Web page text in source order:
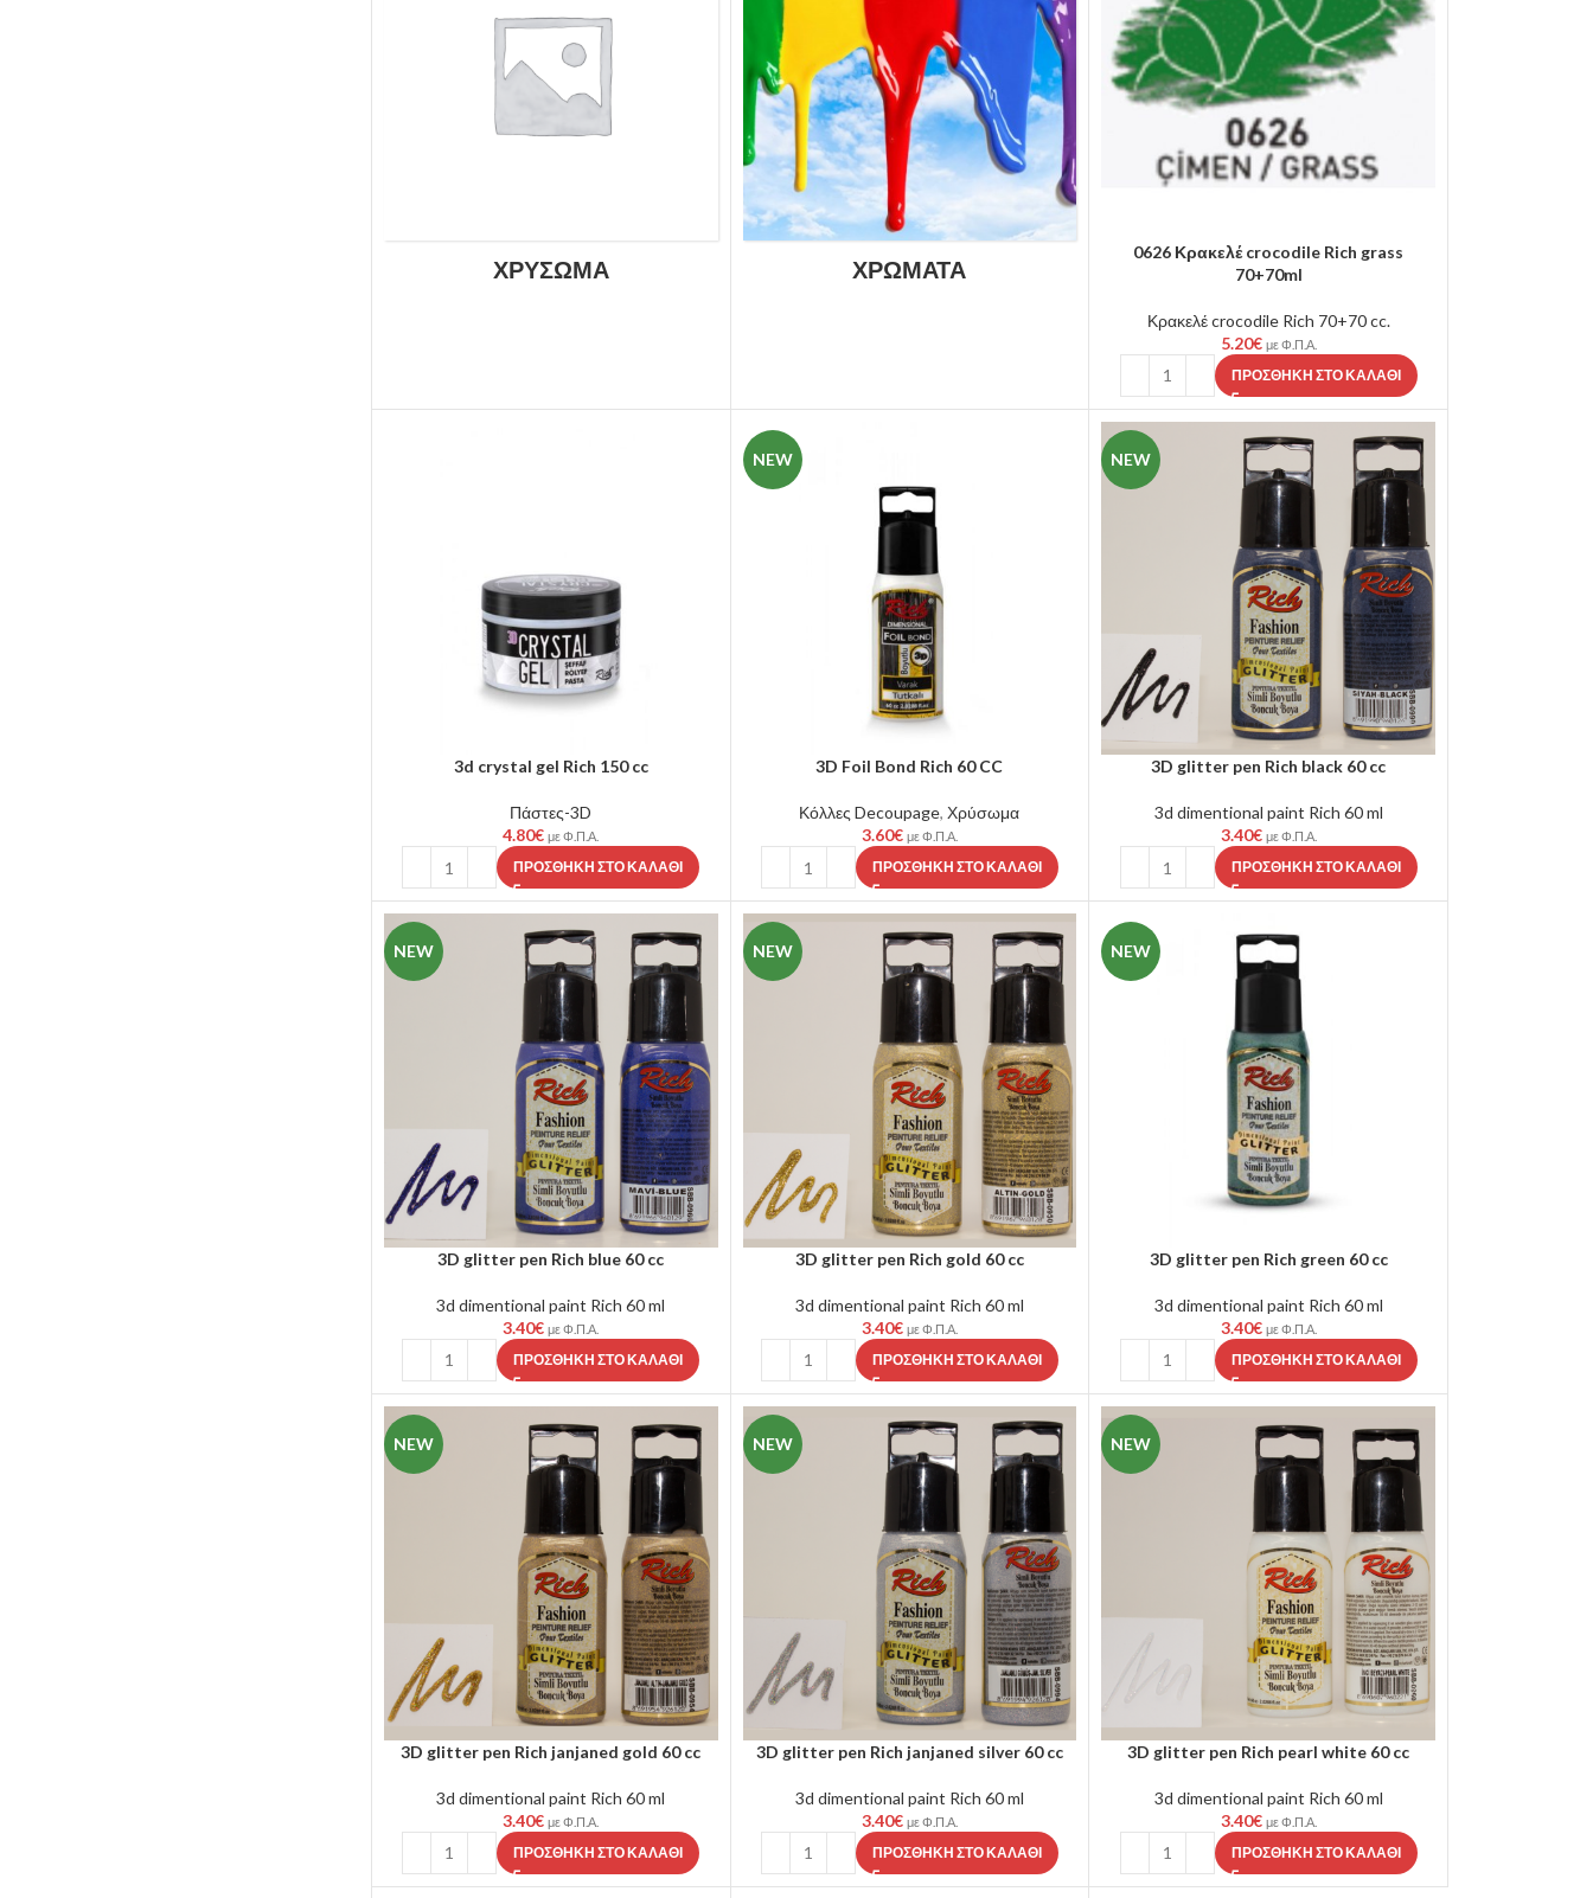
ΧΡΎΣΩΜΑ ΧΡΏΜΑΤΑ
0626 Κρακελέ crocodile Rich grass
70+70ml
Κρακελέ crocodile Rich 70+70 cc.
5.20€ με Φ.Π.Α.
ΠΡΟΣΘΉΚΗ ΣΤΟ ΚΑΛΆΘΙ
3d crystal gel Rich 150 cc
Πάστες-3D
4.80€ με Φ.Π.Α.
ΠΡΟΣΘΉΚΗ ΣΤΟ ΚΑΛΆΘΙ
NEW
3D Foil Bond Rich 60 CC
Κόλλες Decoupage,Χρύσωμα
3.60€ με Φ.Π.Α.
ΠΡΟΣΘΉΚΗ ΣΤΟ ΚΑΛΆΘΙ
NEW
3D glitter pen Rich black 60 cc
3d dimentional paint Rich 60 ml
3.40€ με Φ.Π.Α.
ΠΡΟΣΘΉΚΗ ΣΤΟ ΚΑΛΆΘΙ
NEW
3D glitter pen Rich blue 60 cc
3d dimentional paint Rich 60 ml
3.40€ με Φ.Π.Α.
ΠΡΟΣΘΉΚΗ ΣΤΟ ΚΑΛΆΘΙ
NEW
3D glitter pen Rich gold 60 cc
3d dimentional paint Rich 60 ml
3.40€ με Φ.Π.Α.
ΠΡΟΣΘΉΚΗ ΣΤΟ ΚΑΛΆΘΙ
NEW
3D glitter pen Rich green 60 cc
3d dimentional paint Rich 60 ml
3.40€ με Φ.Π.Α.
ΠΡΟΣΘΉΚΗ ΣΤΟ ΚΑΛΆΘΙ
NEW
3D glitter pen Rich janjaned gold 60 cc
3d dimentional paint Rich 60 ml
3.40€ με Φ.Π.Α.
ΠΡΟΣΘΉΚΗ ΣΤΟ ΚΑΛΆΘΙ
NEW
3D glitter pen Rich janjaned silver 60 cc
3d dimentional paint Rich 60 ml
3.40€ με Φ.Π.Α.
ΠΡΟΣΘΉΚΗ ΣΤΟ ΚΑΛΆΘΙ
NEW
3D glitter pen Rich pearl white 60 cc
3d dimentional paint Rich 60 ml
3.40€ με Φ.Π.Α.
ΠΡΟΣΘΉΚΗ ΣΤΟ ΚΑΛΆΘΙ